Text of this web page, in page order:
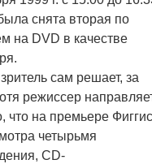
снята вторая по
на DVD в качестве
сам решает, за
режиссер
что на премьере Фиггис
четырьмя
СD-